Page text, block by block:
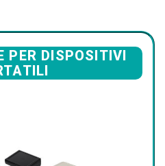
PER DISPOSITIVI